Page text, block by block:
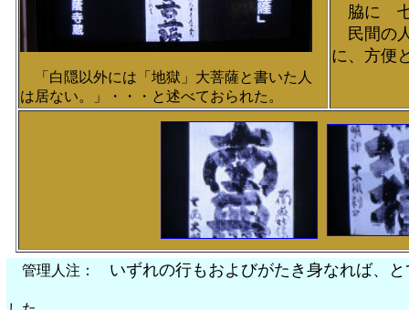
「白隠以外には「地獄」大菩薩と書いた人
は居ない。」・・・と述べておられた。
脇に 七
民間の
に、方便
管理人注： いずれの行もおよびがたき身なれば、